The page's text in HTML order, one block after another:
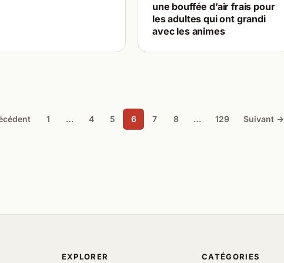
une bouffée d’air frais pour
les adultes qui ont grandi
avec les animes
1 … 4 5 6 7 8 … 129 Suivant →
EXPLORER CATÉGORIES